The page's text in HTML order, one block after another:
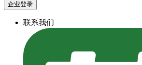
企业登录
联系我们